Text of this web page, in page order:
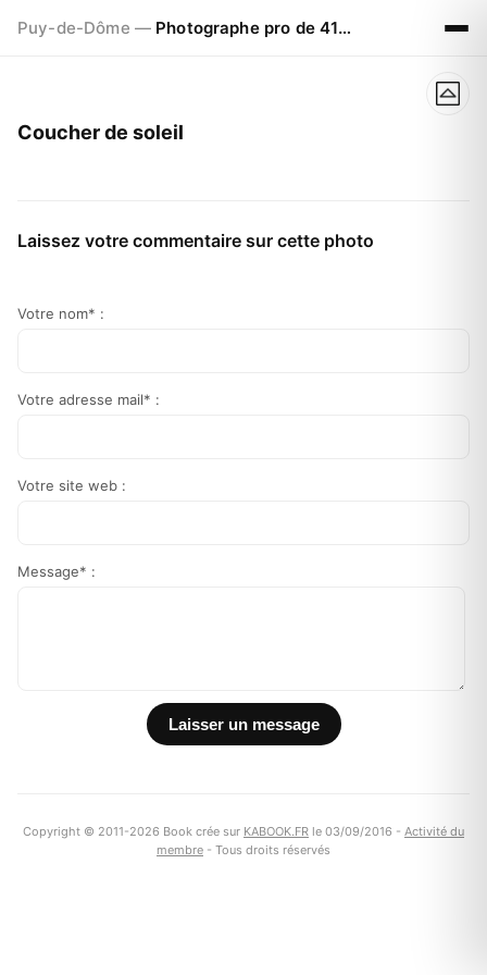
Puy-de-Dôme — Photographe pro de 41ans à CLERMONT FERRAND
Coucher de soleil
Laissez votre commentaire sur cette photo
Votre nom* :
Votre adresse mail* :
Votre site web :
Message* :
Copyright © 2011-2026 Book crée sur KABOOK.FR le 03/09/2016 - Activité du
membre - Tous droits réservés